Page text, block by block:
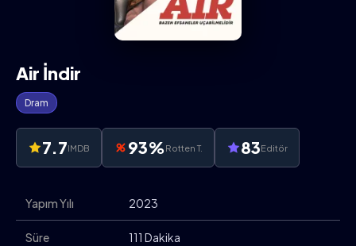
Air İndir
Dram
7.7IMDB 93%Rotten T. 83Editör
Yapım Yılı 2023
Süre 111 Dakika